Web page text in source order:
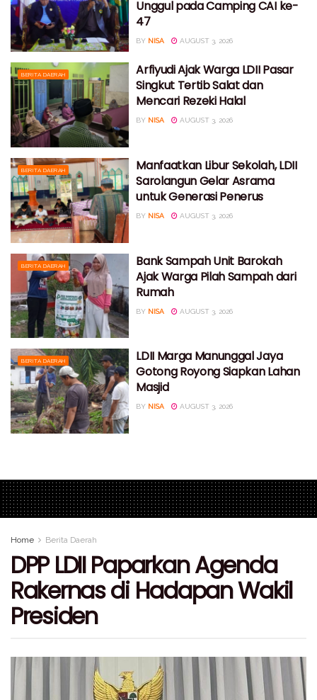
Unggul pada Camping CAI ke-
47
BY NISA AUGUST 3, 2026
BERITA DAERAH
Arfiyudi Ajak Warga LDII Pasar
Singkut Tertib Salat dan
Mencari Rezeki Halal
BY NISA AUGUST 3, 2026
BERITA DAERAH
Manfaatkan Libur Sekolah, LDII
Sarolangun Gelar Asrama
untuk Generasi Penerus
BY NISA AUGUST 3, 2026
BERITA DAERAH
Bank Sampah Unit Barokah
Ajak Warga Pilah Sampah dari
Rumah
BY NISA AUGUST 3, 2026
BERITA DAERAH
LDII Marga Manunggal Jaya
Gotong Royong Siapkan Lahan
Masjid
BY NISA AUGUST 3, 2026
Home Berita Daerah
DPP LDII Paparkan Agenda
Rakernas di Hadapan Wakil
Presiden